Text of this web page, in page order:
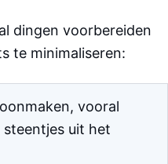
dingen voorbereiden
te minimaliseren:
vooral
uit het